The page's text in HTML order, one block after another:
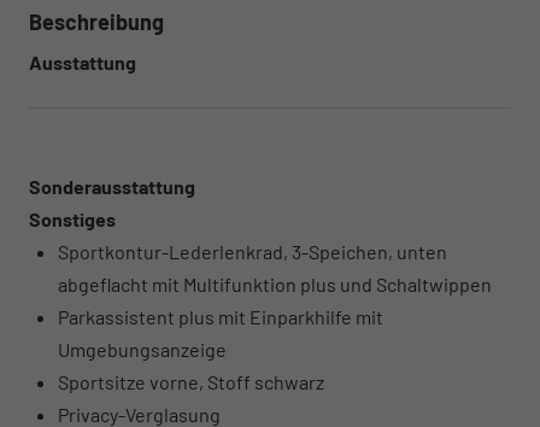
Beschreibung
Ausstattung
Sonderausstattung
Sonstiges
Sportkontur-Lederlenkrad, 3-Speichen, unten
abgeflacht mit Multifunktion plus und Schaltwippen
Parkassistent plus mit Einparkhilfe mit
Umgebungsanzeige
Sportsitze vorne, Stoff schwarz
Privacy-Verglasung